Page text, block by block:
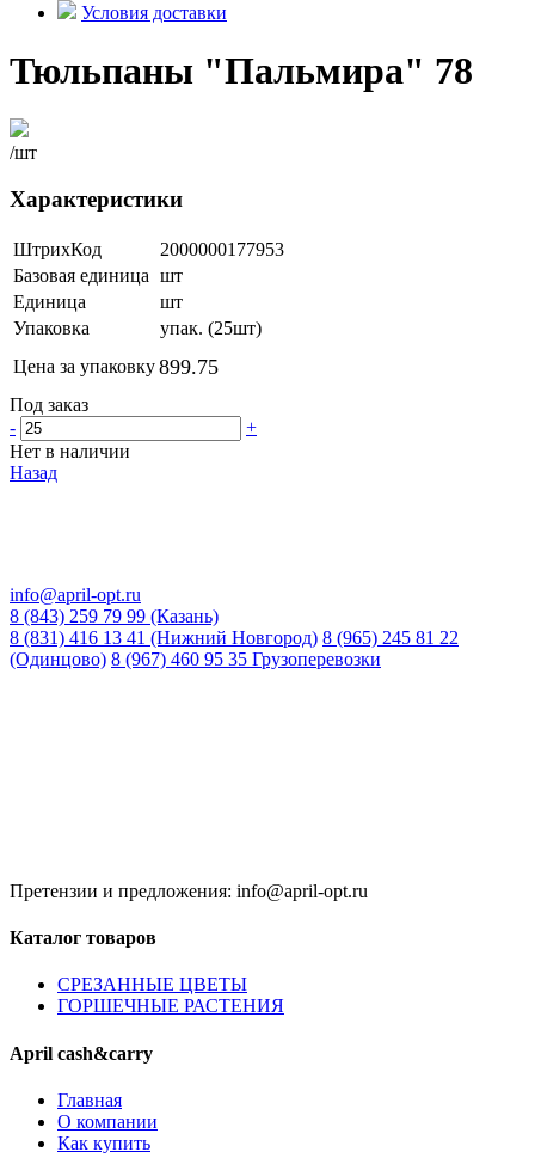
Условия доставки
Тюльпаны "Пальмира" 78
/шт
Характеристики
ШтрихКод
2000000177953
Базовая единица шт
Единица
шт
Упаковка
упак. (25шт)
Цена за упаковку899.75
Под заказ
-
+
Нет в наличии
Назад
info@april-opt.ru
8 (843) 259 79 99 (Казань)
8 (831) 416 13 41 (Нижний Новгород) 8 (965) 245 81 22
(Одинцово) 8 (967) 460 95 35 Грузоперевозки
Претензии и предложения: info@april-opt.ru
Каталог товаров
CPЕЗАННЫЕ ЦВЕТЫ
ГОРШЕЧНЫЕ РАСТЕНИЯ
April cash&carry
Главная
О компании
Как купить